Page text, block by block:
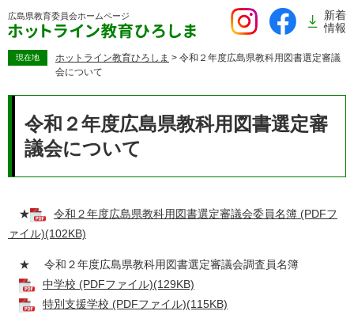
ー
広島県教育委員会ホームページ
新着
情報
現在地 ホットライン教育ひろしま > 令和２年度広島県教科用図書選定審議
会について
令和２年度広島県教科用図書選定審
議会について
★
令和２年度広島県教科用図書選定審議会委員名簿 (PDFフ
ァイル)(102KB)
★ 令和２年度広島県教科用図書選定審議会調査員名簿
中学校 (PDFファイル)(129KB)
特別支援学校 (PDFファイル)(115KB)